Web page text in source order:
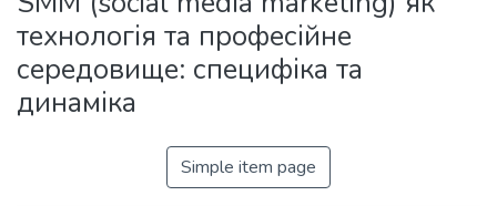
Statistics
технологія та професійне
середовище: специфіка та
динаміка
Simple item page